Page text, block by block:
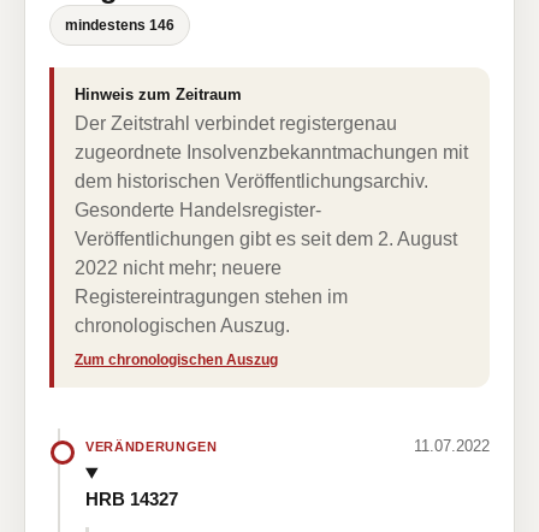
mindestens 146
Hinweis zum Zeitraum
Der Zeitstrahl verbindet registergenau
zugeordnete Insolvenzbekanntmachungen mit
dem historischen Veröffentlichungsarchiv.
Gesonderte Handelsregister-
Veröffentlichungen gibt es seit dem 2. August
2022 nicht mehr; neuere
Registereintragungen stehen im
chronologischen Auszug.
Zum chronologischen Auszug
VERÄNDERUNGEN 11.07.2022
HRB 14327